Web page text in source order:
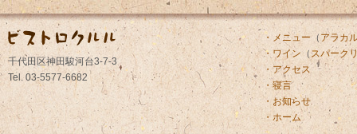
千代田区神田駿河台3-7-3
Tel. 03-5577-6682
・メニュー（ アラカ
・ワイン （スパーク
・アクセス
・寝言
・お知らせ
・ホーム